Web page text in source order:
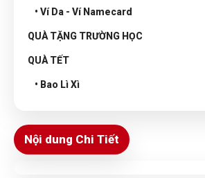
• Ví Da - Ví Namecard
QUÀ TẶNG TRƯỜNG HỌC
QUÀ TẾT
• Bao Lì Xì
Nội dung Chi Tiết